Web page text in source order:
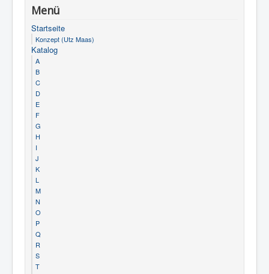
Menü
Startseite
Konzept (Utz Maas)
Katalog
A
B
C
D
E
F
G
H
I
J
K
L
M
N
O
P
Q
R
S
T